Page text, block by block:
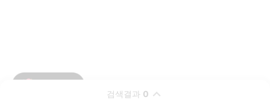
검색결과 0